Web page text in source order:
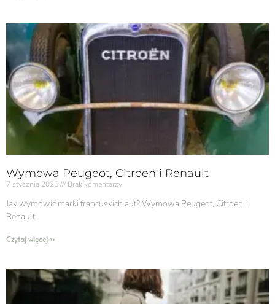
Wymowa Peugeot, Citroen i Renault
7 stycznia 2025 Brak komentarzy
Jak wymówić marki francuskich aut? Wymowa Peugeot, Citroen i
Renault
Czytaj więcej »